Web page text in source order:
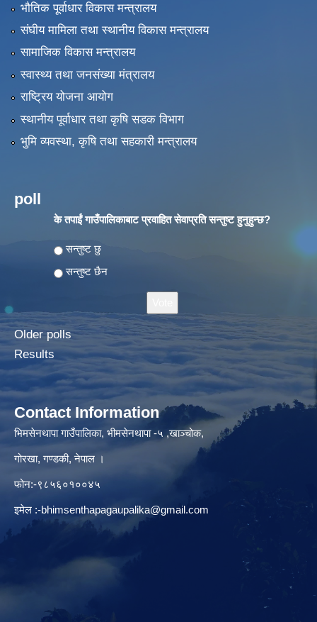
भौतिक पूर्वाधार विकास मन्त्रालय
संघीय मामिला तथा स्थानीय विकास मन्त्रालय
सामाजिक विकास मन्त्रालय
स्वास्थ्य तथा जनसंख्या मंत्रालय
राष्ट्रिय योजना आयोग
स्थानीय पूर्वाधार तथा कृषि सडक विभाग
भुमि व्यवस्था, कृषि तथा सहकारी मन्त्रालय
poll
के तपाईं गाउँपालिकाबाट प्रवाहित सेवाप्रति सन्तुष्ट हुनुहुन्छ?
Choices
सन्तुष्ट छु
सन्तुष्ट छैन
Older polls
Results
Contact Information
भिमसेनथापा गाउँपालिका, भीमसेनथापा -५ ,खाञ्चोक,
गोरखा, गण्डकी, नेपाल ।
फोन:-९८५६०१००४५
इमेल :-bhimsenthapagaupalika@gmail.com